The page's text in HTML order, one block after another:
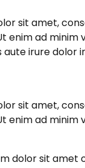
sit amet,
enim ad
aute irure
sit amet,
enim ad minim
dolor sit amet